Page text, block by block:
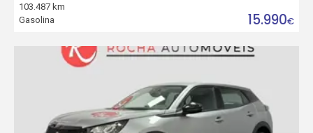
103.487 km
Gasolina
15.990€